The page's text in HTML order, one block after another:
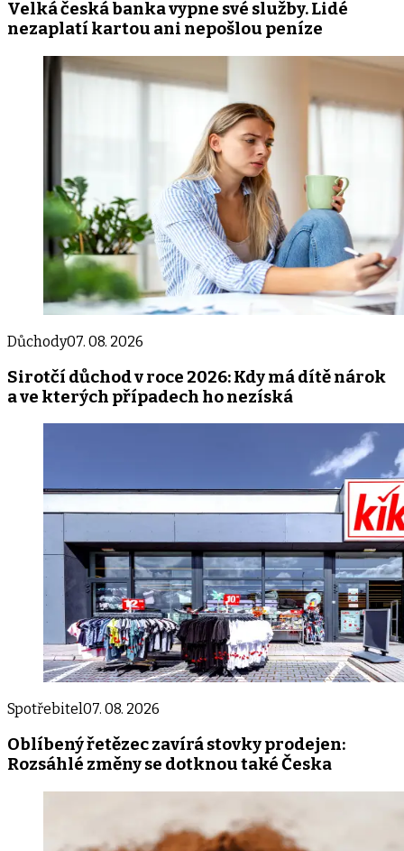
Velká česká banka vypne své služby. Lidé
nezaplatí kartou ani nepošlou peníze
Důchody07. 08. 2026
Sirotčí důchod v roce 2026: Kdy má dítě nárok
a ve kterých případech ho nezíská
Spotřebitel07. 08. 2026
Oblíbený řetězec zavírá stovky prodejen:
Rozsáhlé změny se dotknou také Česka